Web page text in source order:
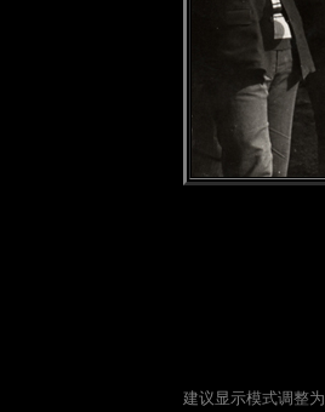
建议显示模式调整为